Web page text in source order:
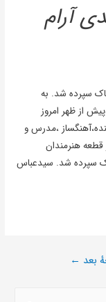
آرام
سپرده شد. به
از ظهر امروز
خواننده،آهنگساز ،مدرس و
هنرمندان
سپرده شد. سیدعباس
بعد ←